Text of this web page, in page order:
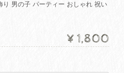
り 男の子 パーティー おしゃれ 祝い
¥1,800